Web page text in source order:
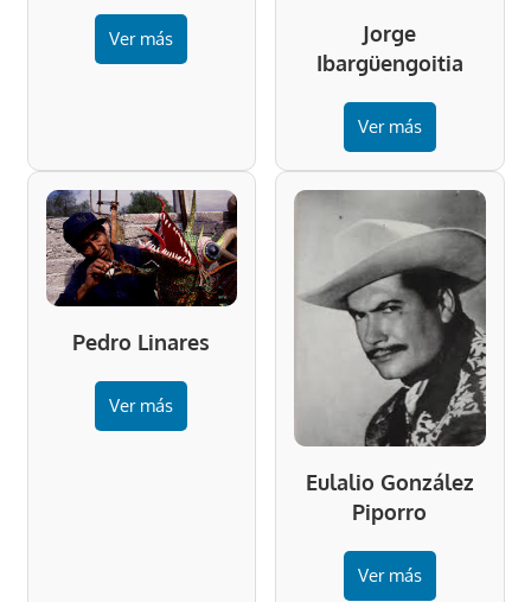
Ver más
Jorge
Ibargüengoitia
Ver más
Pedro Linares
Ver más
Eulalio González
Piporro
Ver más